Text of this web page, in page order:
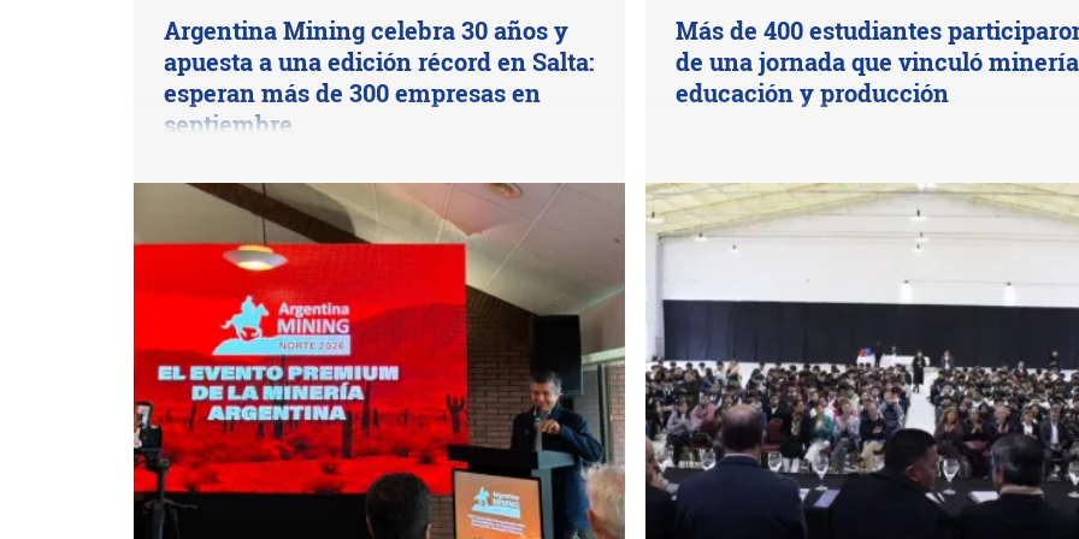
Argentina Mining celebra 30 años y
apuesta a una edición récord en Salta:
esperan más de 300 empresas en
septiembre
Más de 400 estudiantes
de una jornada que vinculó
educación y producción